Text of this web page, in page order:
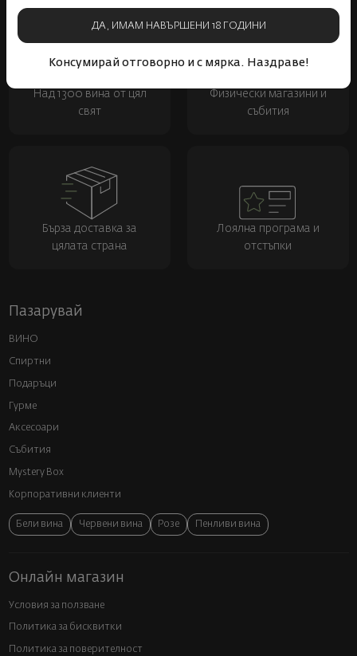
ДА, ИМАМ НАВЪРШЕНИ 18 ГОДИНИ
Консумирай отговорно и с мярка. Наздраве!
Над 1300 вина от цял
свят
Физически магазини и
събития
Бърза доставка за
цялата страна
Лоялна програма и
отстъпки
Пазарувай
ВИНО
Спиртни
Подаръци
Гурме
Аксесоари
Събития
Mystery Box
Корпоративни клиенти
Бели вина Червени вина Розе Пенливи вина
Онлайн магазин
Условия за ползване
Политика за бисквитки
Политика за поверителност